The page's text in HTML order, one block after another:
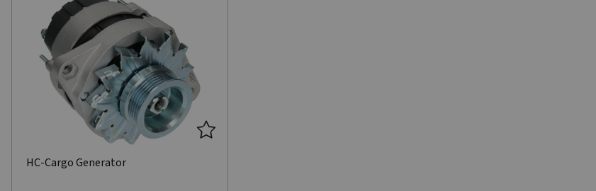
HC-Cargo Generator